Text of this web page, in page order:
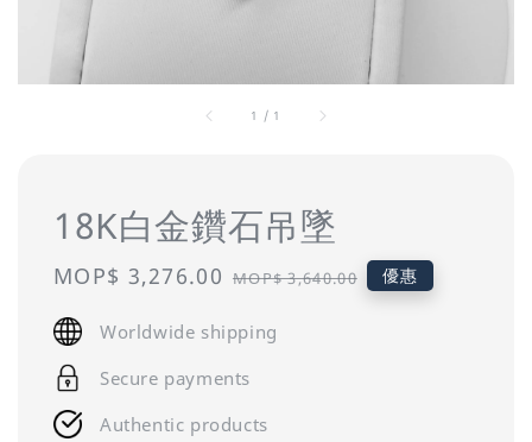
1 / 1
18K白金鑽石吊墜
Sale
MOP$ 3,276.00 Regular
MOP$ 3,640.00 優惠
Worldwide shipping
Secure payments
Authentic products